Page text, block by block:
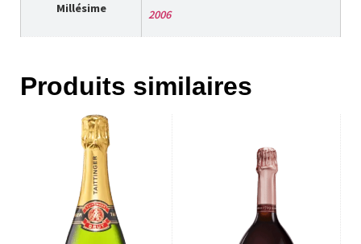
Millésime 2006
Produits similaires